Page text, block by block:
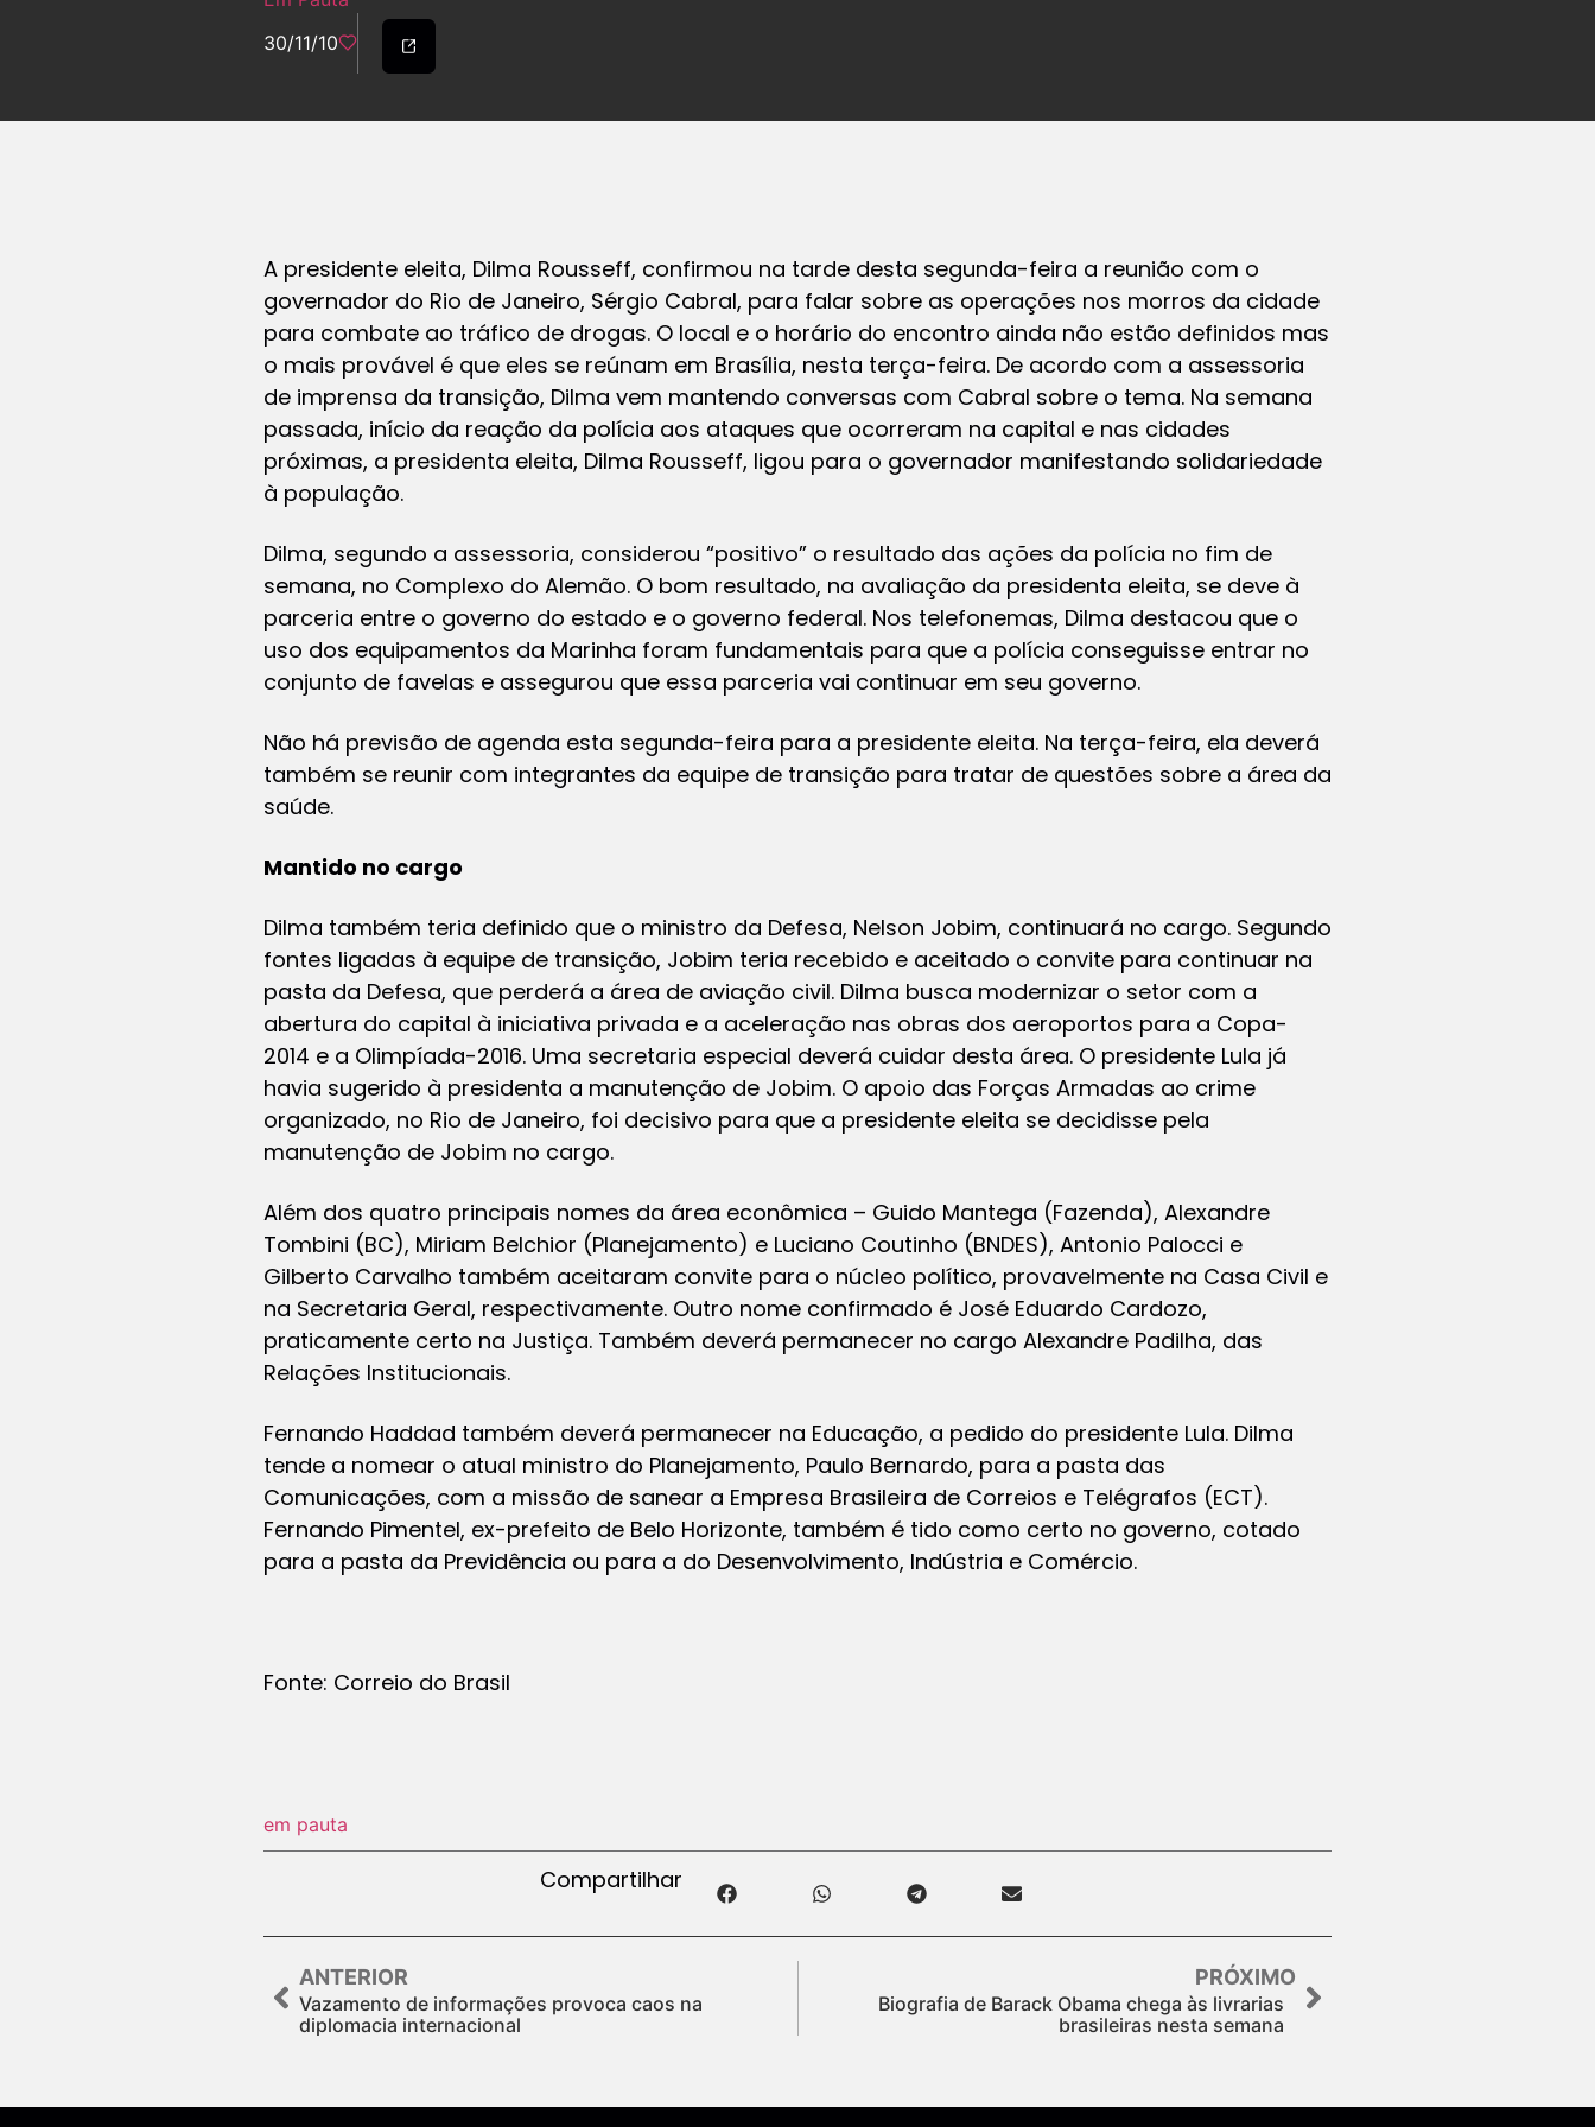
30/11/10
A presidente eleita, Dilma Rousseff, confirmou na tarde desta segunda-feira a reunião com o
governador do Rio de Janeiro, Sérgio Cabral, para falar sobre as operações nos morros da cidade
para combate ao tráfico de drogas. O local e o horário do encontro ainda não estão definidos mas
o mais provável é que eles se reúnam em Brasília, nesta terça-feira. De acordo com a assessoria
de imprensa da transição, Dilma vem mantendo conversas com Cabral sobre o tema. Na semana
passada, início da reação da polícia aos ataques que ocorreram na capital e nas cidades
próximas, a presidenta eleita, Dilma Rousseff, ligou para o governador manifestando solidariedade
à população.
Dilma, segundo a assessoria, considerou “positivo” o resultado das ações da polícia no fim de
semana, no Complexo do Alemão. O bom resultado, na avaliação da presidenta eleita, se deve à
parceria entre o governo do estado e o governo federal. Nos telefonemas, Dilma destacou que o
uso dos equipamentos da Marinha foram fundamentais para que a polícia conseguisse entrar no
conjunto de favelas e assegurou que essa parceria vai continuar em seu governo.
Não há previsão de agenda esta segunda-feira para a presidente eleita. Na terça-feira, ela deverá
também se reunir com integrantes da equipe de transição para tratar de questões sobre a área da
saúde.
Mantido no cargo
Dilma também teria definido que o ministro da Defesa, Nelson Jobim, continuará no cargo. Segundo
fontes ligadas à equipe de transição, Jobim teria recebido e aceitado o convite para continuar na
pasta da Defesa, que perderá a área de aviação civil. Dilma busca modernizar o setor com a
abertura do capital à iniciativa privada e a aceleração nas obras dos aeroportos para a Copa-
2014 e a Olimpíada-2016. Uma secretaria especial deverá cuidar desta área. O presidente Lula já
havia sugerido à presidenta a manutenção de Jobim. O apoio das Forças Armadas ao crime
organizado, no Rio de Janeiro, foi decisivo para que a presidente eleita se decidisse pela
manutenção de Jobim no cargo.
Além dos quatro principais nomes da área econômica – Guido Mantega (Fazenda), Alexandre
Tombini (BC), Miriam Belchior (Planejamento) e Luciano Coutinho (BNDES), Antonio Palocci e
Gilberto Carvalho também aceitaram convite para o núcleo político, provavelmente na Casa Civil e
na Secretaria Geral, respectivamente. Outro nome confirmado é José Eduardo Cardozo,
praticamente certo na Justiça. Também deverá permanecer no cargo Alexandre Padilha, das
Relações Institucionais.
Fernando Haddad também deverá permanecer na Educação, a pedido do presidente Lula. Dilma
tende a nomear o atual ministro do Planejamento, Paulo Bernardo, para a pasta das
Comunicações, com a missão de sanear a Empresa Brasileira de Correios e Telégrafos (ECT).
Fernando Pimentel, ex-prefeito de Belo Horizonte, também é tido como certo no governo, cotado
para a pasta da Previdência ou para a do Desenvolvimento, Indústria e Comércio.
Fonte: Correio do Brasil
em pauta
Compartilhar
ANTERIOR
Vazamento de informações provoca caos na
diplomacia internacional
PRÓXIMO
Biografia de Barack Obama chega às livrarias
brasileiras nesta semana